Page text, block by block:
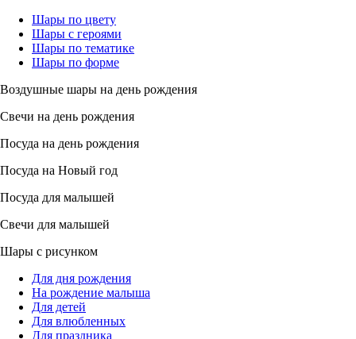
Шары по цвету
Шары с героями
Шары по тематике
Шары по форме
Воздушные шары на день рождения
Свечи на день рождения
Посуда на день рождения
Посуда на Новый год
Посуда для малышей
Свечи для малышей
Шары с рисунком
Для дня рождения
На рождение малыша
Для детей
Для влюбленных
Для праздника